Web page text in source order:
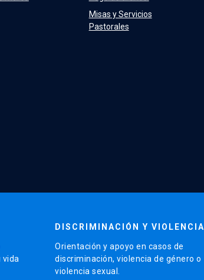
Misas y Servicios
Pastorales
vida
DISCRIMINACIÓN Y VIOLENCIA
Orientación y apoyo en casos de
discriminación, violencia de género o
violencia sexual.